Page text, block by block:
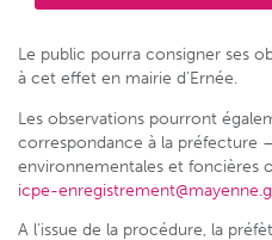
Le public pourra consigner ses
à cet effet en mairie d’Ernée.
Les observations pourront
correspondance à la préfecture
environnementales et foncières
icpe-
A l’issue de la procédure, la